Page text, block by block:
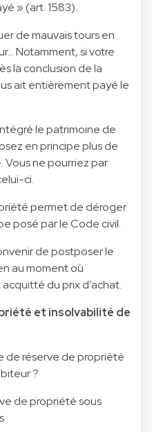
» (art. 1583).
de mauvais tours en
Notamment, si votre
la conclusion de la
ait entièrement payé le
le patrimoine de
en principe plus de
Vous ne pourriez par
ci.
permet de déroger
posé par le Code civil.
de postposer le
au moment où
du prix d’achat.
et insolvabilité de
de réserve de propriété
?
de propriété sous